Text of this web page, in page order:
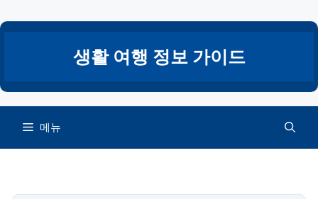
텐
건
너
생활 여행 정보 가이드
메뉴